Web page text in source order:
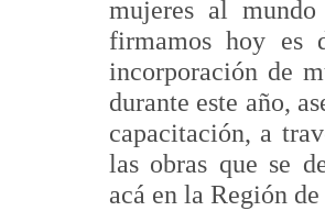
mujeres al
firmamos hoy es
incorporación de
durante este año,
capacitación, a
las obras que se
acá en la Región